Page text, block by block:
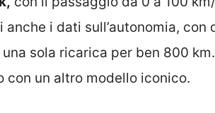
anche i dati sull’autonomia,
sola ricarica per ben 800
con un altro modello iconico.